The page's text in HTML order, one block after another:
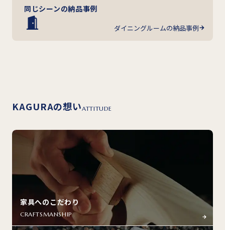
同じシーンの納品事例
ダイニングルームの納品事例
KAGURAの想いATTITUDE
家具へのこだわり
CRAFTSMANSHIP